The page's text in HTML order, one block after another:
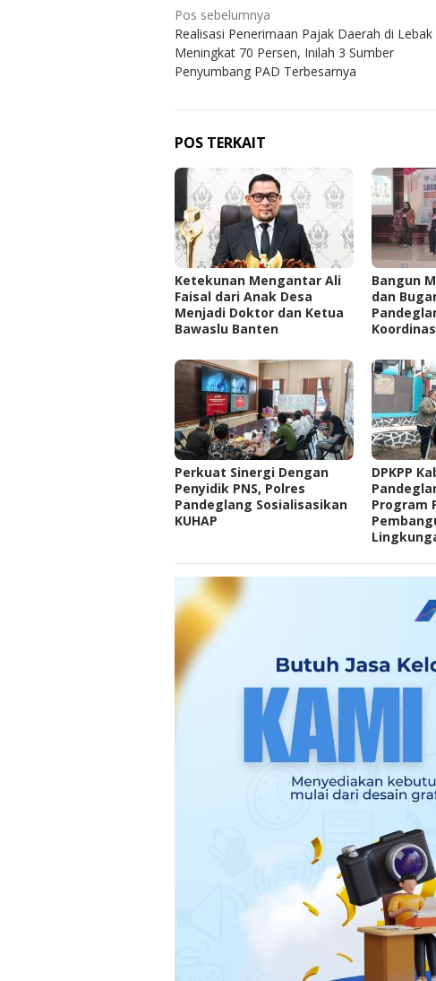
Navigasi
pos
Pos sebelumnya
Realisasi Penerimaan Pajak Daerah di Lebak
Meningkat 70 Persen, Inilah 3 Sumber
Penyumbang PAD Terbesarnya
POS TERKAIT
Ketekunan Mengantar Ali
Faisal dari Anak Desa
Menjadi Doktor dan Ketua
Bawaslu Banten
Bangun
dan
Perkuat Sinergi Dengan
Penyidik PNS, Polres
Pandeglang Sosialisasikan
KUHAP
DPKPP
Program